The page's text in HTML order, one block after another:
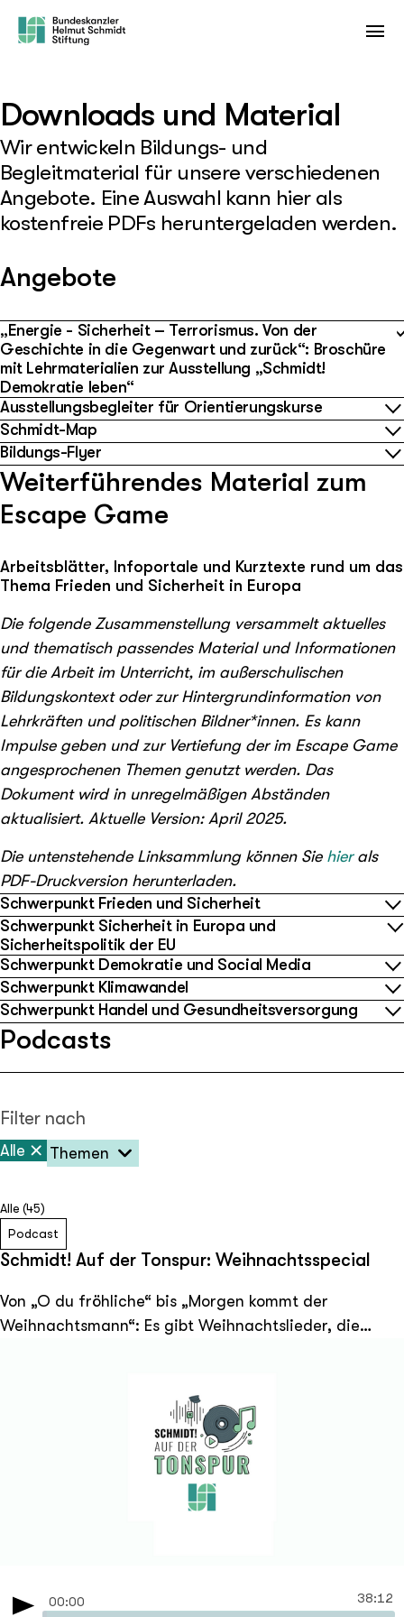
Downloads und Material
Wir entwickeln Bildungs- und
Begleitmaterial für unsere verschiedenen
Angebote. Eine Auswahl kann hier als
kostenfreie PDFs heruntergeladen werden.
Angebote
„Energie - Sicherheit – Terrorismus. Von der
Geschichte in die Gegenwart und zurück“: Broschüre
mit Lehrmaterialien zur Ausstellung „Schmidt!
Demokratie leben“
Ausstellungsbegleiter für Orientierungskurse
Schmidt-Map
Bildungs-Flyer
Weiterführendes Material zum
Escape Game
Arbeitsblätter, Infoportale und Kurztexte rund um das
Thema Frieden und Sicherheit in Europa
Die folgende Zusammenstellung versammelt aktuelles
und thematisch passendes Material und Informationen
für die Arbeit im Unterricht, im außerschulischen
Bildungskontext oder zur Hintergrundinformation von
Lehrkräften und politischen Bildner*innen. Es kann
Impulse geben und zur Vertiefung der im Escape Game
angesprochenen Themen genutzt werden. Das
Dokument wird in unregelmäßigen Abständen
aktualisiert. Aktuelle Version: April 2025.
Die untenstehende Linksammlung können Sie hierals
PDF-Druckversion herunterladen.
Schwerpunkt Frieden und Sicherheit
Schwerpunkt Sicherheit in Europa und
Sicherheitspolitik der EU
Schwerpunkt Demokratie und Social Media
Schwerpunkt Klimawandel
Schwerpunkt Handel und Gesundheitsversorgung
Podcasts
Filter nach
Alle Themen
Alle (45)
Podcast
Schmidt! Auf der Tonspur: Weihnachtsspecial
Von „O du fröhliche“ bis „Morgen kommt der
Weihnachtsmann“: Es gibt Weihnachtslieder, die
Weihnachtsmelodien liegen Jahrhunderte zurück. Ihre
Wege durch die Welt zeigen uns auch immer ein
Stück Globalgeschichte. Außerdem hört ihr in dieser
Folge Helmut Schmidt selbst am Klavier und was bei
Familie Schmidt zu Weihnachten auf den Tisch kam.
00:00 38:12